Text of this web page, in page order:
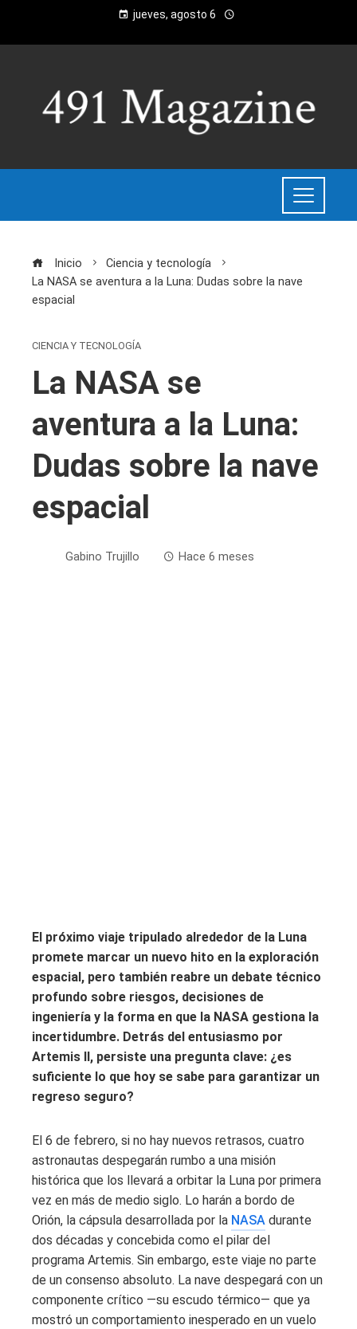
jueves, agosto 6
Inicio
Ciencia y tecnología
La NASA se aventura a la Luna: Dudas sobre la nave
espacial
CIENCIA Y TECNOLOGÍA
La NASA se
aventura a la Luna:
Dudas sobre la nave
espacial
Gabino Trujillo Hace 6 meses
El próximo viaje tripulado alrededor de la Luna
promete marcar un nuevo hito en la exploración
espacial, pero también reabre un debate técnico
profundo sobre riesgos, decisiones de
ingeniería y la forma en que la NASA gestiona la
incertidumbre. Detrás del entusiasmo por
Artemis II, persiste una pregunta clave: ¿es
suficiente lo que hoy se sabe para garantizar un
regreso seguro?
El 6 de febrero, si no hay nuevos retrasos, cuatro
astronautas despegarán rumbo a una misión
histórica que los llevará a orbitar la Luna por primera
vez en más de medio siglo. Lo harán a bordo de
Orión, la cápsula desarrollada por la NASA durante
dos décadas y concebida como el pilar del
programa Artemis. Sin embargo, este viaje no parte
de un consenso absoluto. La nave despegará con un
componente crítico —su escudo térmico— que ya
mostró un comportamiento inesperado en un vuelo